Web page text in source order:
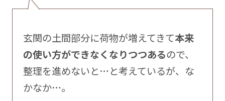
玄関の土間部分に荷物が増えてきて本来
の使い方ができなくなりつつあるので、
整理を進めないと…と考えているが、な
かなか…。